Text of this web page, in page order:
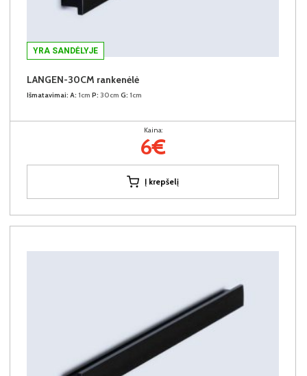
YRA SANDĖLYJE
LANGEN-30CM rankenėlė
Išmatavimai: A: 1cm P: 30cm G: 1cm
Kaina:
6€
Į krepšelį